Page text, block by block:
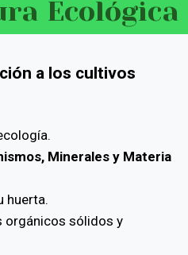
Ecológica
a los cultivos
Minerales y Materia
huerta.
orgánicos sólidos y